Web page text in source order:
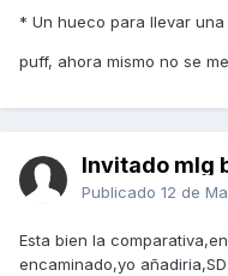
* Un hueco para llevar
puff, ahora mismo no se
Invitado mlg
Publicado 12 de
Esta bien la
encaminado,yo